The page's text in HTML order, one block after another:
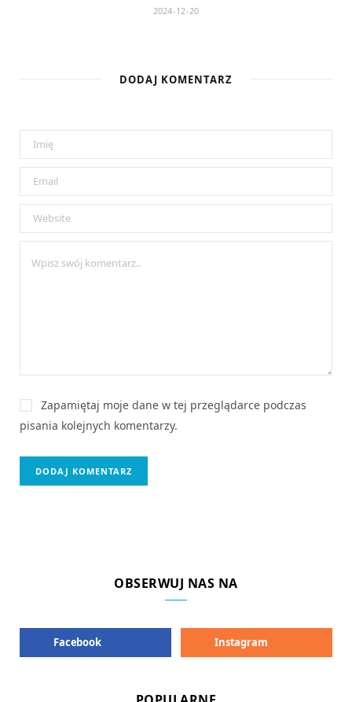
2024-12-20
DODAJ KOMENTARZ
Zapamiętaj moje dane w tej przeglądarce podczas
pisania kolejnych komentarzy.
OBSERWUJ NAS NA
Facebook Instagram